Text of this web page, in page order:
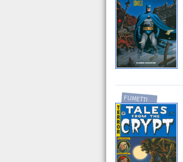
FUMETTI